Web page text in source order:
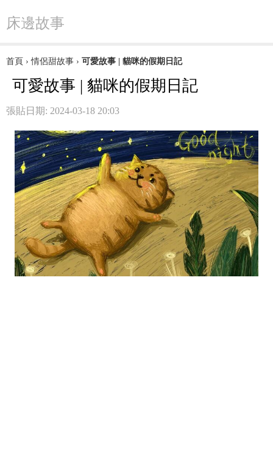
床邊故事
首頁 ›情侶甜故事 › 可愛故事 | 貓咪的假期日記
可愛故事 | 貓咪的假期日記
張貼日期: 2024-03-18 20:03